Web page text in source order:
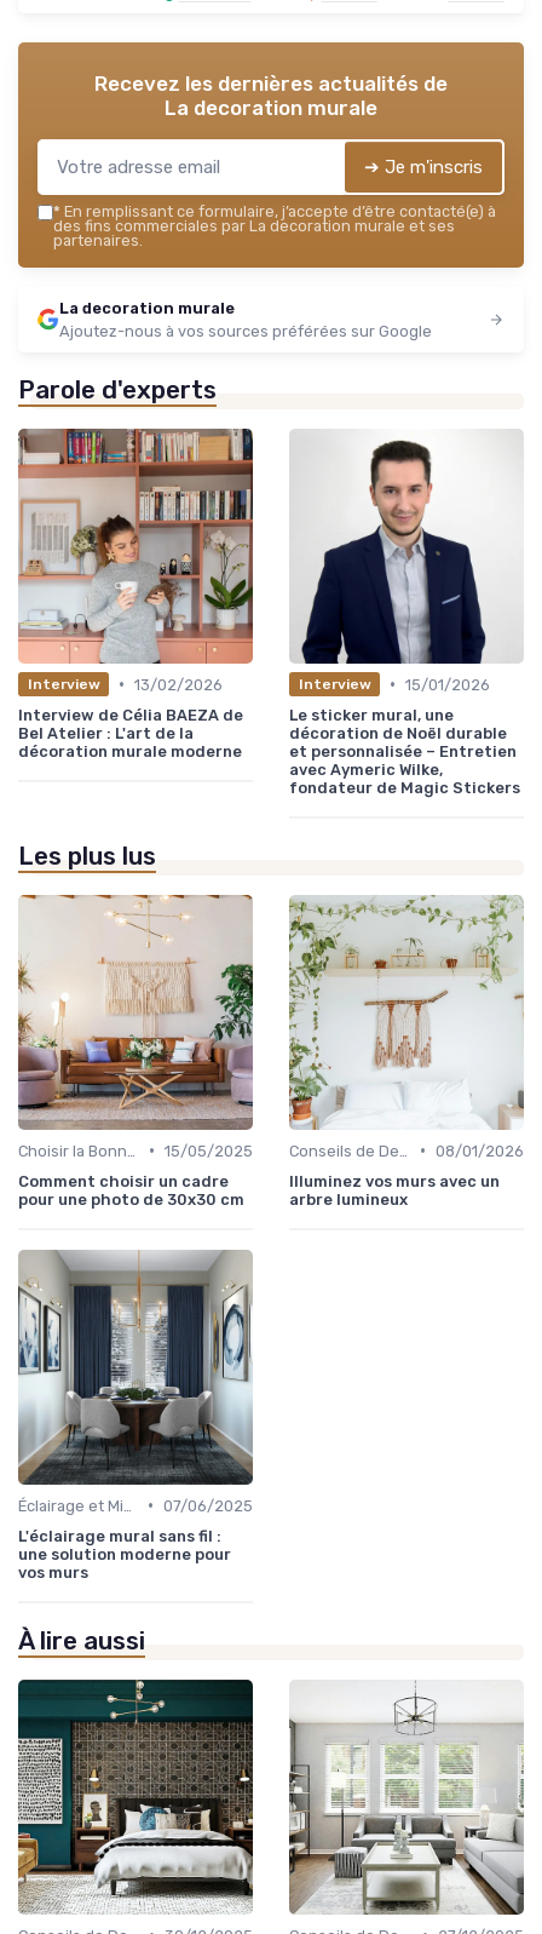
Recevez les dernières actualités de
La decoration murale
➔ Je m'inscris
* En remplissant ce formulaire, j’accepte d’être contacté(e) à
des fins commerciales par La decoration murale et ses
partenaires.
La decoration murale
Ajoutez-nous à vos sources préférées sur Google
Parole d'experts
Interview • 13/02/2026
Interview de Célia BAEZA de
Bel Atelier : L'art de la
décoration murale moderne
Interview • 15/01/2026
Le sticker mural, une
décoration de Noël durable
et personnalisée – Entretien
avec Aymeric Wilke,
fondateur de Magic Stickers
Les plus lus
• 15/05/2025
Comment choisir un cadre
pour une photo de 30x30 cm
• 08/01/2026
Illuminez vos murs avec un
arbre lumineux
• 07/06/2025
L'éclairage mural sans fil :
une solution moderne pour
vos murs
À lire aussi